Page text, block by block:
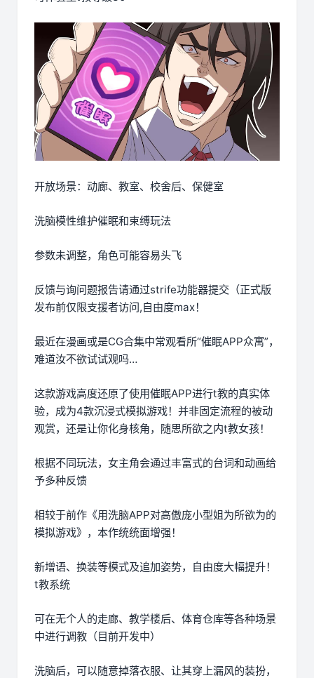
开放场景：动廊、教室、校舍后、保健室
洗脑模性维护催眠和束缚玩法
参数未调整，角色可能容易头飞
反馈与询问题报告请通过strife功能器提交（正式版
发布前仅限支援者访问,自由度max！
最近在漫画或是CG合集中常观看所“催眠APP众寓”，
难道汝不欲试试观吗…
这款游戏高度还原了使用催眠APP进行t教的真实体
验，成为4款沉浸式模拟游戏！并非固定流程的被动
观赏，还是让你化身核角，随思所欲之内t教女孩！
根据不同玩法，女主角会通过丰富式的台词和动画给
予多种反馈
相较于前作《用洗脑APP对高傲庞小型姐为所欲为的
模拟游戏》，本作统统面增强！
新增语、换装等模式及追加姿势，自由度大幅提升！
t教系统
可在无个人的走廊、教学楼后、体育仓库等各种场景
中进行调教（目前开发中）
洗脑后，可以随意掉落衣服、让其穿上漏风的装扮，